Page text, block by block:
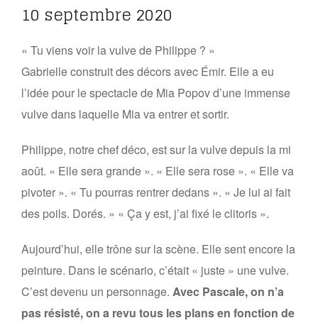
10 septembre 2020
« Tu viens voir la vulve de Philippe ? »
Gabrielle construit des décors avec Émir. Elle a eu
l’idée pour le spectacle de Mia Popov d’une immense
vulve dans laquelle Mia va entrer et sortir.
Philippe, notre chef déco, est sur la vulve depuis la mi
août. « Elle sera grande ». « Elle sera rose ». « Elle va
pivoter ». « Tu pourras rentrer dedans ». « Je lui ai fait
des poils. Dorés. » « Ça y est, j’ai fixé le clitoris ».
Aujourd’hui, elle trône sur la scène. Elle sent encore la
peinture. Dans le scénario, c’était « juste » une vulve.
C’est devenu un personnage. Avec Pascale, on n’a
pas résisté, on a revu tous les plans en fonction de